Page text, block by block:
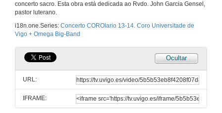
concerto sacro. Esta obra está dedicada ao Rvdo. John Garcia Gensel,
pastor luterano.
i18n.one.Series: Concerto COROlario 13-14. Coro Universitade de
Vigo + Omega Big-Band
Ocultar
URL:
IFRAME:
para coro, coro falado e banda
para banda
19 de xuño de 2014
The majesty of god